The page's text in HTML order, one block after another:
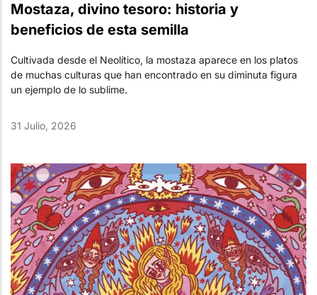
Mostaza, divino tesoro: historia y
beneficios de esta semilla
Cultivada desde el Neolítico, la mostaza aparece en los platos
de muchas culturas que han encontrado en su diminuta figura
un ejemplo de lo sublime.
31 Julio, 2026